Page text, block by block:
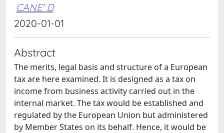
CANE' D
2020-01-01
Abstract
The merits, legal basis and structure of a European
tax are here examined. It is designed as a tax on
income from business activity carried out in the
internal market. The tax would be established and
regulated by the European Union but administered
by Member States on its behalf. Hence, it would be